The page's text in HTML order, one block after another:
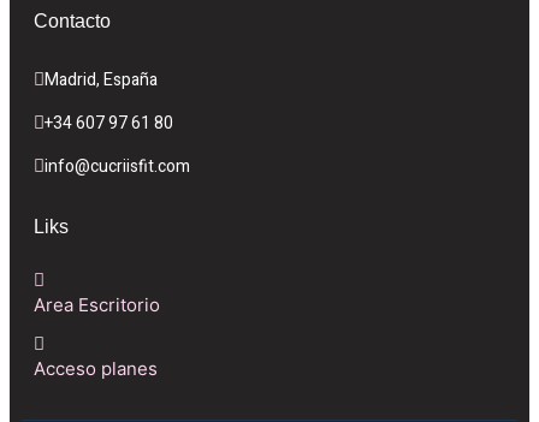
Contacto
Madrid, España
+34 607 97 61 80
info@cucriisfit.com
Liks
Area Escritorio
Acceso planes